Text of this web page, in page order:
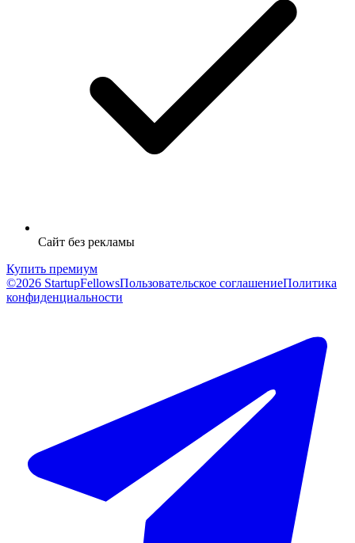
Сайт без рекламы
Купить премиум
©2026 StartupFellowsПользовательское соглашениеПолитика
конфиденциальности